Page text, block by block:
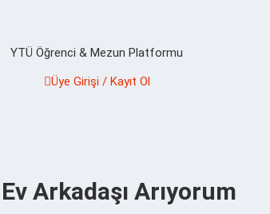
YTÜ Öğrenci & Mezun Platformu
Üye Girişi / Kayıt Ol
Arkadaşı Arıyorum